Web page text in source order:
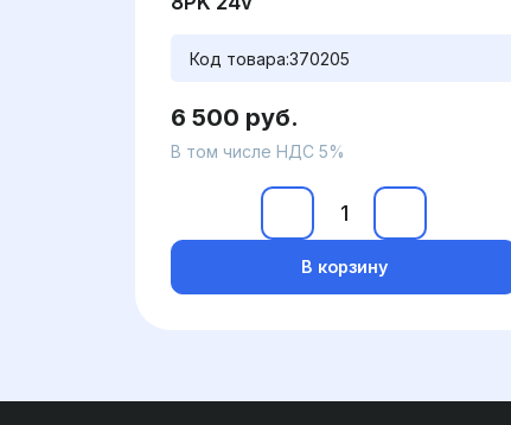
Код товара:370205
6 500 руб.
В том числе НДС 5%
В корзину